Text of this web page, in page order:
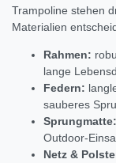
Trampoline stehen
Materialien
Rahmen:
lange
Federn:
sauberes
Sprungmatte:
Outdoor-
Netz &